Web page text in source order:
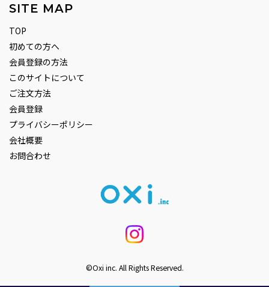
SITE MAP
TOP
初めての方へ
会員登録の方法
このサイトについて
ご注文方法
会員登録
プライバシーポリシー
会社概要
お問合わせ
©Oxi inc. All Rights Reserved.